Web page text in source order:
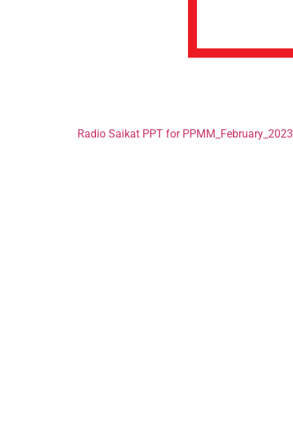
Radio Saikat PPT for PPMM_February_2023